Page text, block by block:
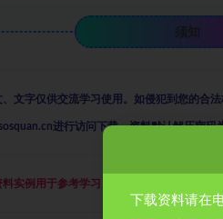
须知
文字仅供交流学习使用。如侵犯到您的合法
进行访问下载，资料默认解压密码
实例 用于参考学习，学会变通，万变不离
下载资料请在